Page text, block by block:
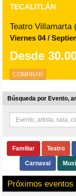
TECALITLÁN
Teatro Villamarta
Viernes 04 /
Desde
COMPRAR
Búsqueda por Evento,
Familiar Teatro
Carnaval
Próximos eventos